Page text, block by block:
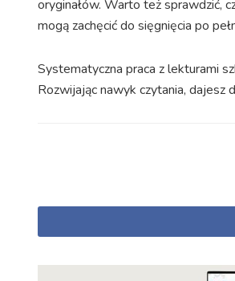
oryginałów. Warto też sprawdzić,
mogą zachęcić do sięgnięcia po
Systematyczna praca z lekturami
Rozwijając nawyk czytania, dajesz